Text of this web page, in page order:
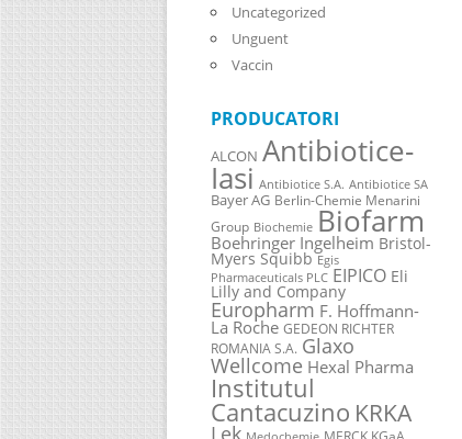
Uncategorized
Unguent
Vaccin
PRODUCATORI
ALCON Antibiotice-
Iasi Antibiotice S.A. Antibiotice SA
Bayer AG Berlin-Chemie Menarini
Group Biochemie Biofarm
Boehringer Ingelheim Bristol-
Myers Squibb Egis
Pharmaceuticals PLC EIPICO Eli
Lilly and Company
Europharm F. Hoffmann-
La Roche GEDEON RICHTER
ROMANIA S.A. Glaxo
Wellcome Hexal Pharma
Institutul
Cantacuzino KRKA
Lek